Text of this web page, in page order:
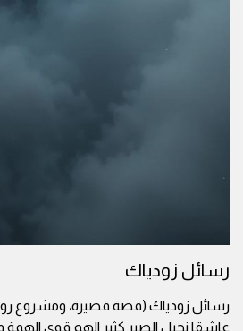
رسائل زودياك
عاشقا نحيل الصبر كثير الهم قوي الهمة